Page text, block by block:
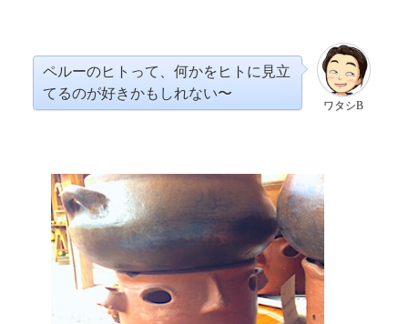
ワタシB
ペルーのヒトって、何かをヒトに見立
てるのが好きかもしれない〜